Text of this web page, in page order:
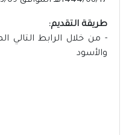
طريقة التقديم:
- من خلال الرابط التالي
والأسود